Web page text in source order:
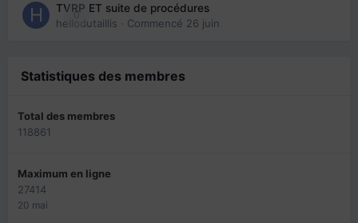
0
TVRP ET suite de procédures
hellodutaillis · Commencé 26 juin
Statistiques des membres
Total des membres
118861
Maximum en ligne
27414
20 mai